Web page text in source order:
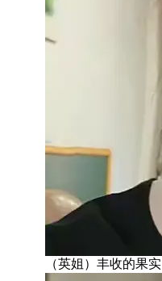
（英姐）丰收的果实